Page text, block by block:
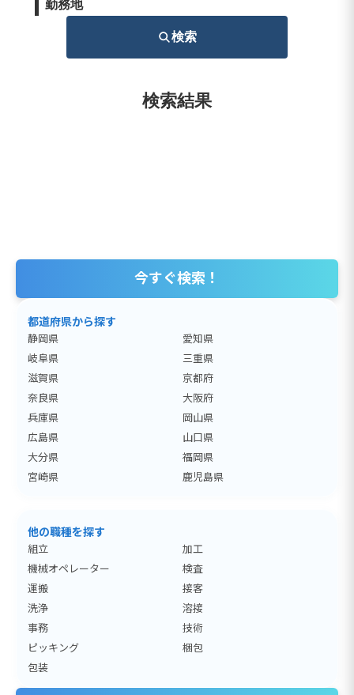
勤務地
検索
検索結果
今すぐ検索！
都道府県から探す
静岡県
愛知県
岐阜県
三重県
滋賀県
京都府
奈良県
大阪府
兵庫県
岡山県
広島県
山口県
大分県
福岡県
宮崎県
鹿児島県
他の職種を探す
組立
加工
機械オペレーター
検査
運搬
接客
洗浄
溶接
事務
技術
ピッキング
梱包
包装